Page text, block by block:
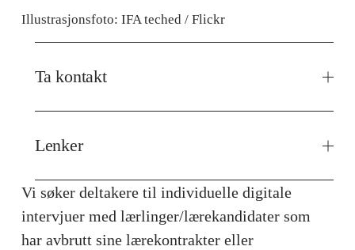
Illustrasjonsfoto: IFA teched / Flickr
Ta kontakt
Lenker
Vi søker deltakere til individuelle digitale
intervjuer med lærlinger/lærekandidater som
har avbrutt sine lærekontrakter eller